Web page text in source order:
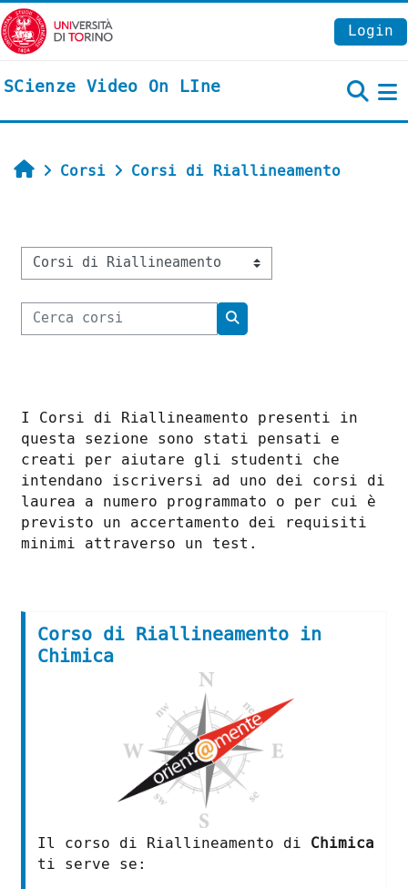
Vai al contenuto principale
Login
SCienze Video On LIne
Home
Corsi Corsi di Riallineamento
Categorie di corso
Cerca corsi
Cerca corsi
I Corsi di Riallineamento presenti in
questa sezione sono stati pensati e
creati per aiutare gli studenti che
intendano iscriversi ad uno dei corsi di
laurea a numero programmato o per cui è
previsto un accertamento dei requisiti
minimi attraverso un test.
Corso di Riallineamento in
Chimica
Il corso di Riallineamento di Chimica
ti serve se: